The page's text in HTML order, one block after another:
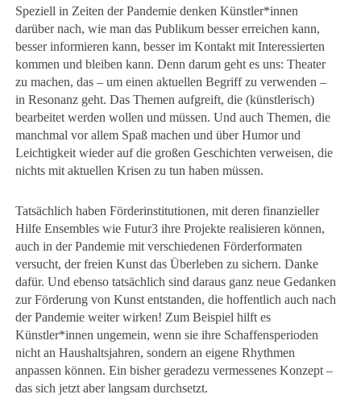
Speziell in Zeiten der Pandemie denken Künstler*innen
darüber nach, wie man das Publikum besser erreichen kann,
besser informieren kann, besser im Kontakt mit Interessierten
kommen und bleiben kann. Denn darum geht es uns: Theater
zu machen, das – um einen aktuellen Begriff zu verwenden –
in Resonanz geht. Das Themen aufgreift, die (künstlerisch)
bearbeitet werden wollen und müssen. Und auch Themen, die
manchmal vor allem Spaß machen und über Humor und
Leichtigkeit wieder auf die großen Geschichten verweisen, die
nichts mit aktuellen Krisen zu tun haben müssen.
Tatsächlich haben Förderinstitutionen, mit deren finanzieller
Hilfe Ensembles wie Futur3 ihre Projekte realisieren können,
auch in der Pandemie mit verschiedenen Förderformaten
versucht, der freien Kunst das Überleben zu sichern. Danke
dafür. Und ebenso tatsächlich sind daraus ganz neue Gedanken
zur Förderung von Kunst entstanden, die hoffentlich auch nach
der Pandemie weiter wirken! Zum Beispiel hilft es
Künstler*innen ungemein, wenn sie ihre Schaffensperioden
nicht an Haushaltsjahren, sondern an eigene Rhythmen
anpassen können. Ein bisher geradezu vermessenes Konzept –
das sich jetzt aber langsam durchsetzt.